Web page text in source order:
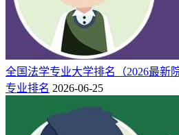
全国法学专业大学排名（2026最新
专业排名 2026-06-25